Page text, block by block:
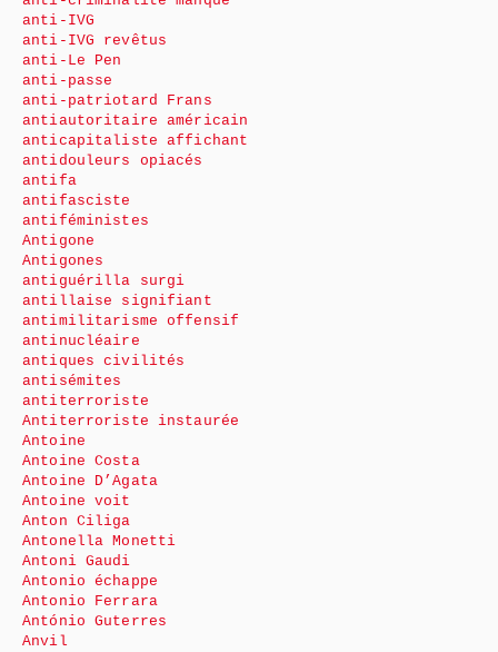
anti-IVG
anti-IVG revêtus
anti-Le Pen
anti-passe
anti-patriotard Frans
antiautoritaire américain
anticapitaliste affichant
antidouleurs opiacés
antifa
antifasciste
antiféministes
Antigone
Antigones
antiguérilla surgi
antillaise signifiant
antimilitarisme offensif
antinucléaire
antiques civilités
antisémites
antiterroriste
Antiterroriste instaurée
Antoine
Antoine Costa
Antoine D’Agata
Antoine voit
Anton Ciliga
Antonella Monetti
Antoni Gaudi
Antonio échappe
Antonio Ferrara
António Guterres
Anvil